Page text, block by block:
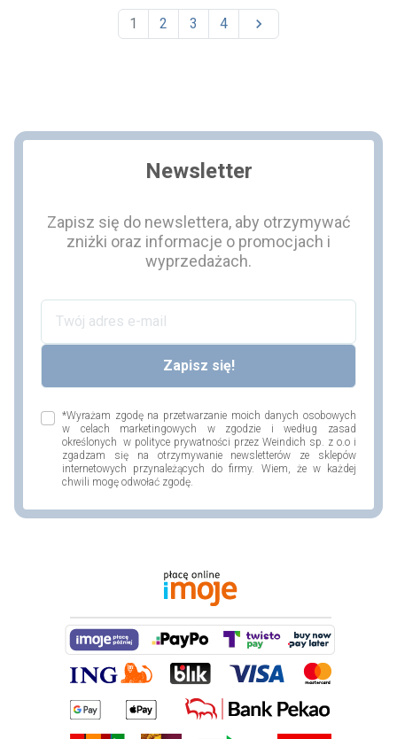
1 2 3 4 
Newsletter
Zapisz się do newslettera, aby otrzymywać
zniżki oraz informacje o promocjach i
wyprzedażach.
*Wyrażam zgodę na przetwarzanie moich danych osobowych
w celach marketingowych w zgodzie i według zasad
określonych w polityce prywatności przez Weindich sp. z o.o i
zgadzam się na otrzymywanie newsletterów ze sklepów
internetowych przynależących do firmy. Wiem, że w każdej
chwili mogę odwołać zgodę.